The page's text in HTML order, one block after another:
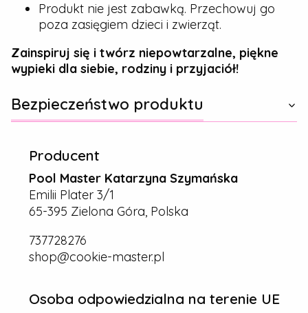
Produkt nie jest zabawką. Przechowuj go
poza zasięgiem dzieci i zwierząt.
Zainspiruj się i twórz niepowtarzalne, piękne
wypieki dla siebie, rodziny i przyjaciół!
Bezpieczeństwo produktu
Producent
Pool Master Katarzyna Szymańska
Emilii Plater 3/1
65-395 Zielona Góra, Polska
737728276
shop@cookie-master.pl
Osoba odpowiedzialna na terenie UE